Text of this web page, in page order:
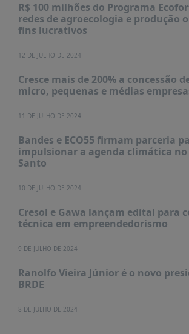
R$ 100 milhões do Programa
redes de agroecologia e produção
fins lucrativos
12 DE JULHO DE 2024
Cresce mais de 200% a concessão
micro, pequenas e médias
11 DE JULHO DE 2024
Bandes e ECO55 firmam parceria
impulsionar a agenda climática
Santo
10 DE JULHO DE 2024
Cresol e Gawa lançam edital para
técnica em empreendedorismo
9 DE JULHO DE 2024
Ranolfo Vieira Júnior é o novo
BRDE
8 DE JULHO DE 2024